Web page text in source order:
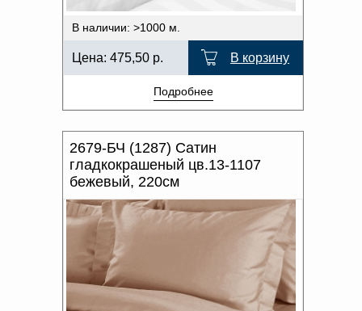
В наличии: >1000 м.
Цена: 475,50 р. В корзину
Подробнее
2679-БЧ (1287) Сатин
гладкокрашеный цв.13-1107
бежевый, 220см